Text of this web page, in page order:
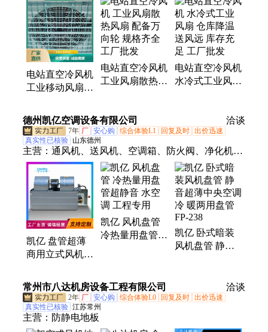
电站直空冷风机
工业移动风扇
上门 实力工厂
电站直空冷风机
工业风扇散热风
批发
电站直空冷风机
水冷式工业风扇
德州凯亿空调设备有限公司 洽谈
7年 厂 安心购 综合体验L1 回复及时 出价迅速
真实性已核验 山东德州
主营： 通风机、送风机、空调箱、防火阀、净化机
组、空调机组、消防风机、排烟风机、轴流风机、新
风机组、离心风机、防爆风机、混流风机、正压风
机、排烟防火阀、电动防火阀、新风换气机、高大空
间机组、正压送风口、防爆轴流风机、铝制屋顶风
机、热水暖风机、新风系统
凯亿 盘管超薄
商用立式风机盘
快卧式暗装水空
调
凯亿 风机盘管
冷热量用盘管超
凯亿 卧式暗装
风机盘管 静音
常州市八达机房设备工程有限公司 洽谈
2年 厂 安心购 综合体验L0 回复及时 出价迅速
真实性已核验 江苏常州
主营： 防静电地板